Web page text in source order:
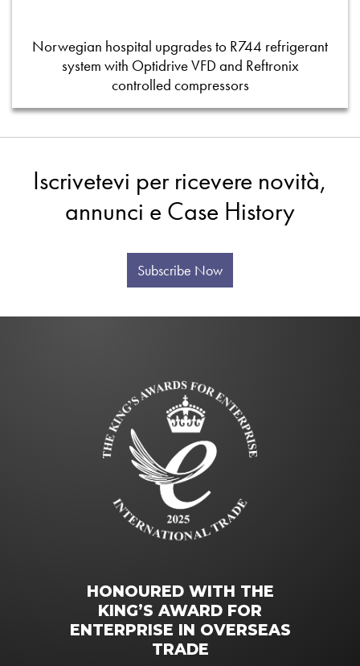
Norwegian hospital upgrades to R744 refrigerant
system with Optidrive VFD and Reftronix
controlled compressors
Iscrivetevi per ricevere novità,
annunci e Case History
Subscribe Now
HONOURED WITH THE
KING’S AWARD FOR
ENTERPRISE IN OVERSEAS
TRADE